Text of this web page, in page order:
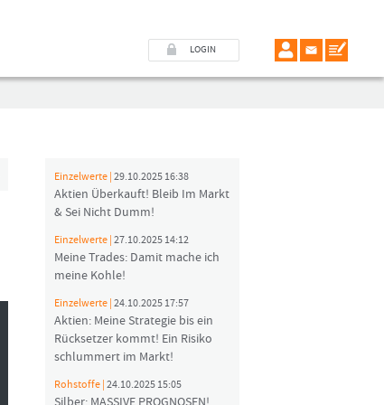
LOGIN
Einzelwerte | 29.10.2025 16:38
Aktien Überkauft! Bleib Im Markt
& Sei Nicht Dumm!
Einzelwerte | 27.10.2025 14:12
Meine Trades: Damit mache ich
meine Kohle!
Einzelwerte | 24.10.2025 17:57
Aktien: Meine Strategie bis ein
Rücksetzer kommt! Ein Risiko
schlummert im Markt!
Rohstoffe | 24.10.2025 15:05